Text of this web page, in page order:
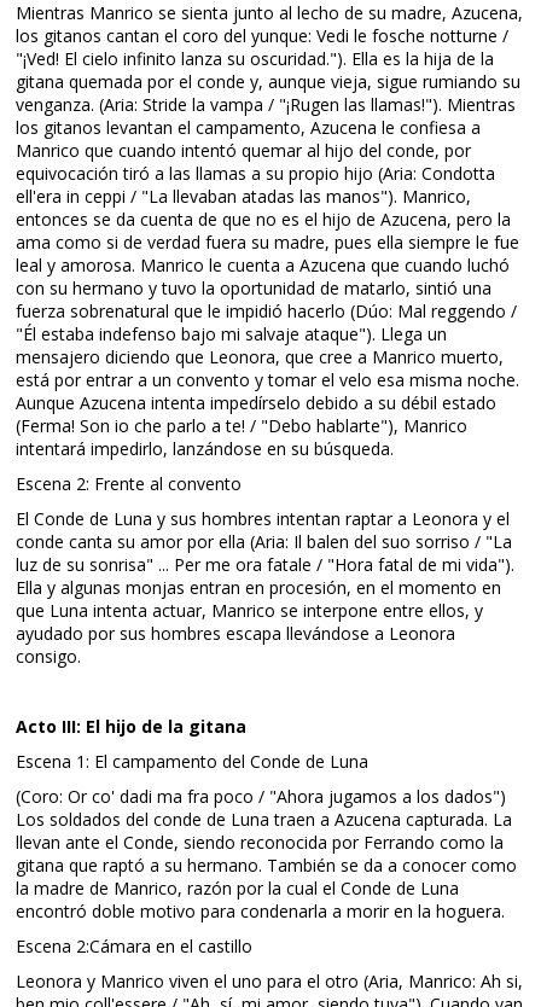
Mientras Manrico se sienta junto al lecho de su madre, Azucena,
los gitanos cantan el coro del yunque: Vedi le fosche notturne /
"¡Ved! El cielo infinito lanza su oscuridad."). Ella es la hija de la
gitana quemada por el conde y, aunque vieja, sigue rumiando su
venganza. (Aria: Stride la vampa / "¡Rugen las llamas!"). Mientras
los gitanos levantan el campamento, Azucena le confiesa a
Manrico que cuando intentó quemar al hijo del conde, por
equivocación tiró a las llamas a su propio hijo (Aria: Condotta
ell'era in ceppi / "La llevaban atadas las manos"). Manrico,
entonces se da cuenta de que no es el hijo de Azucena, pero la
ama como si de verdad fuera su madre, pues ella siempre le fue
leal y amorosa. Manrico le cuenta a Azucena que cuando luchó
con su hermano y tuvo la oportunidad de matarlo, sintió una
fuerza sobrenatural que le impidió hacerlo (Dúo: Mal reggendo /
"Él estaba indefenso bajo mi salvaje ataque"). Llega un
mensajero diciendo que Leonora, que cree a Manrico muerto,
está por entrar a un convento y tomar el velo esa misma noche.
Aunque Azucena intenta impedírselo debido a su débil estado
(Ferma! Son io che parlo a te! / "Debo hablarte"), Manrico
intentará impedirlo, lanzándose en su búsqueda.
Escena 2: Frente al convento
El Conde de Luna y sus hombres intentan raptar a Leonora y el
conde canta su amor por ella (Aria: Il balen del suo sorriso / "La
luz de su sonrisa" ... Per me ora fatale / "Hora fatal de mi vida").
Ella y algunas monjas entran en procesión, en el momento en
que Luna intenta actuar, Manrico se interpone entre ellos, y
ayudado por sus hombres escapa llevándose a Leonora
consigo.
Acto III: El hijo de la gitana
Escena 1: El campamento del Conde de Luna
(Coro: Or co' dadi ma fra poco / "Ahora jugamos a los dados")
Los soldados del conde de Luna traen a Azucena capturada. La
llevan ante el Conde, siendo reconocida por Ferrando como la
gitana que raptó a su hermano. También se da a conocer como
la madre de Manrico, razón por la cual el Conde de Luna
encontró doble motivo para condenarla a morir en la hoguera.
Escena 2:Cámara en el castillo
Leonora y Manrico viven el uno para el otro (Aria, Manrico: Ah si,